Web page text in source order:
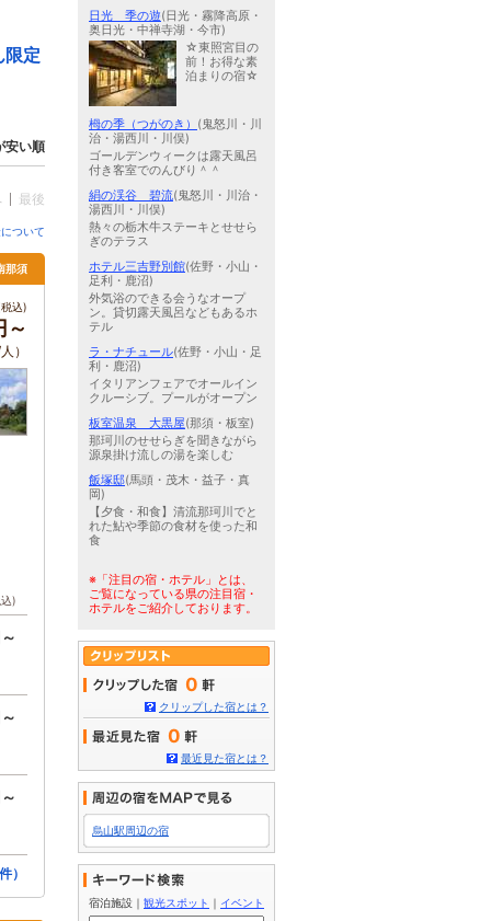
定
安い順
最後
ついて
那須
込)
～
）
)
）
日光 季の遊(日光・霧降高原・
奥日光・中禅寺湖・今市)
☆東照宮目の
前！お得な素
泊まりの宿☆
栂の季（つがのき） (鬼怒川・川
治・湯西川・川俣)
ゴールデンウィークは露天風呂
付き客室でのんびり＾＾
絹の渓谷 碧流(鬼怒川・川治・
湯西川・川俣)
熱々の栃木牛ステーキとせせら
ぎのテラス
ホテル三吉野別館(佐野・小山・
足利・鹿沼)
外気浴のできる会うなオープ
ン。貸切露天風呂などもあるホ
テル
ラ・ナチュール(佐野・小山・足
利・鹿沼)
イタリアンフェアでオールイン
クルーシブ。プールがオープン
板室温泉 大黒屋(那須・板室)
那珂川のせせらぎを聞きながら
源泉掛け流しの湯を楽しむ
飯塚邸(馬頭・茂木・益子・真
岡)
【夕食・和食】清流那珂川でと
れた鮎や季節の食材を使った和
食
※「注目の宿・ホテル」とは、
ご覧になっている県の注目宿・
ホテルをご紹介しております。
0
クリップした宿とは？
0
最近見た宿とは？
烏山駅周辺の宿
宿泊施設 ｜ 観光スポット ｜ イベント